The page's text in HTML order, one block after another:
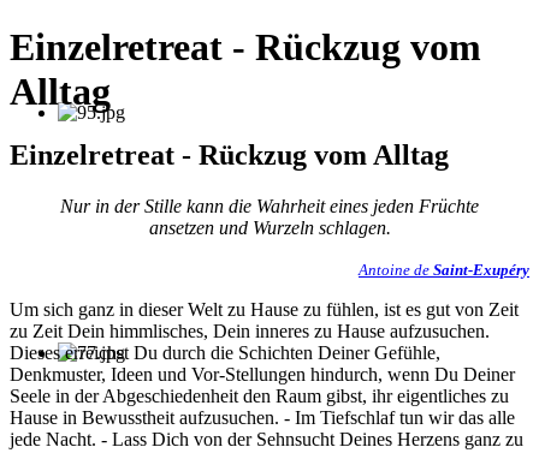
Einzelretreat - Rückzug vom
Alltag
Einzelretreat - Rückzug vom Alltag
Nur in der Stille kann die Wahrheit eines jeden Früchte
ansetzen und Wurzeln schlagen.
Antoine de Saint-Exupéry
Um sich ganz in dieser Welt zu Hause zu fühlen, ist es gut von Zeit
zu Zeit Dein himmlisches, Dein inneres zu Hause aufzusuchen.
Dieses erreichst Du durch die Schichten Deiner Gefühle,
Denkmuster, Ideen und Vor-Stellungen hindurch, wenn Du Deiner
Seele in der Abgeschiedenheit den Raum gibst, ihr eigentliches zu
Hause in Bewusstheit aufzusuchen. - Im Tiefschlaf tun wir das alle
jede Nacht. - Lass Dich von der Sehnsucht Deines Herzens ganz zu